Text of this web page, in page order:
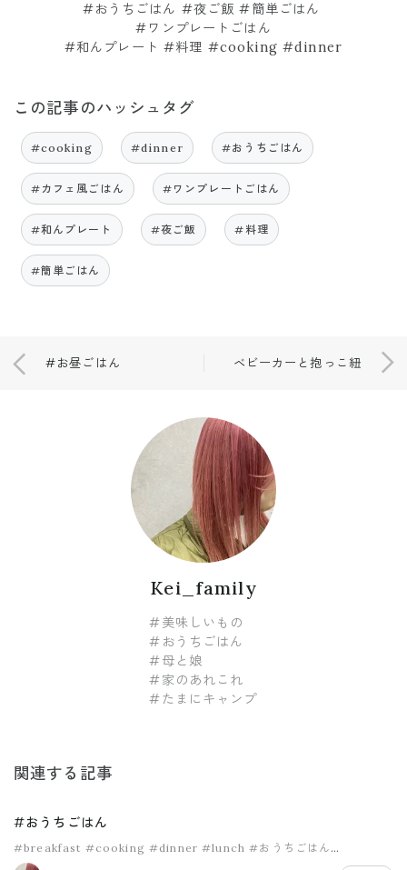
#おうちごはん #夜ご飯 #簡単ごはん
#ワンプレートごはん
#和んプレート #料理 #cooking #dinner
この記事のハッシュタグ
#cooking #dinner #おうちごはん
#カフェ風ごはん #ワンプレートごはん
#和んプレート #夜ご飯 #料理
#簡単ごはん
#お昼ごはん ベビーカーと抱っこ紐
Kei_family
#美味しいもの
#おうちごはん
#母と娘
#家のあれこれ
#たまにキャンプ
関連する記事
#おうちごはん
#breakfast #cooking #dinner #lunch #おうちごはん
#おうちランチ